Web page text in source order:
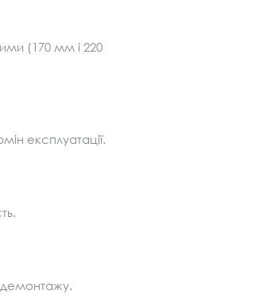
(170 мм і 220
експлуатації.
демонтажу.